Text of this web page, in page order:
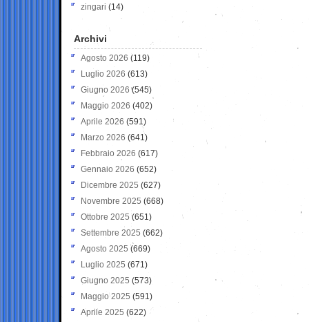
zingari (14)
Archivi
Agosto 2026 (119)
Luglio 2026 (613)
Giugno 2026 (545)
Maggio 2026 (402)
Aprile 2026 (591)
Marzo 2026 (641)
Febbraio 2026 (617)
Gennaio 2026 (652)
Dicembre 2025 (627)
Novembre 2025 (668)
Ottobre 2025 (651)
Settembre 2025 (662)
Agosto 2025 (669)
Luglio 2025 (671)
Giugno 2025 (573)
Maggio 2025 (591)
Aprile 2025 (622)